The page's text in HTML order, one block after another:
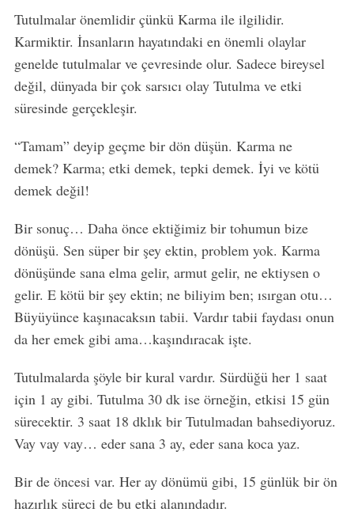
Tutulmalar önemlidir çünkü Karma ile ilgilidir.
Karmiktir. İnsanların hayatındaki en önemli olaylar
genelde tutulmalar ve çevresinde olur. Sadece bireysel
değil, dünyada bir çok sarsıcı olay Tutulma ve etki
süresinde gerçekleşir.
“Tamam” deyip geçme bir dön düşün. Karma ne
demek? Karma; etki demek, tepki demek. İyi ve kötü
demek değil!
Bir sonuç… Daha önce ektiğimiz bir tohumun bize
dönüşü. Sen süper bir şey ektin, problem yok. Karma
dönüşünde sana elma gelir, armut gelir, ne ektiysen o
gelir. E kötü bir şey ektin; ne biliyim ben; ısırgan otu…
Büyüyünce kaşınacaksın tabii. Vardır tabii faydası onun
da her emek gibi ama…kaşındıracak işte.
Tutulmalarda şöyle bir kural vardır. Sürdüğü her 1 saat
için 1 ay gibi. Tutulma 30 dk ise örneğin, etkisi 15 gün
sürecektir. 3 saat 18 dklık bir Tutulmadan bahsediyoruz.
Vay vay vay… eder sana 3 ay, eder sana koca yaz.
Bir de öncesi var. Her ay dönümü gibi, 15 günlük bir ön
hazırlık süreci de bu etki alanındadır.